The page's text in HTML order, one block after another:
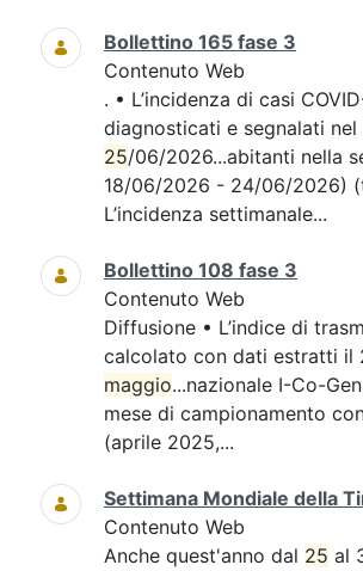
Bollettino 165 fase 3
Contenuto Web
. • L’incidenza di casi
diagnosticati e segnalati
25/06/2026...abitanti nella
18/06/2026 - 24/06/2026)
L’incidenza settimanale...
Bollettino 108 fase 3
Contenuto Web
Diffusione • L’indice di
calcolato con dati estratti il
maggio...nazionale I-Co-
mese di campionamento
(aprile 2025,...
Settimana Mondiale della
Contenuto Web
Anche quest'anno dal 25 al